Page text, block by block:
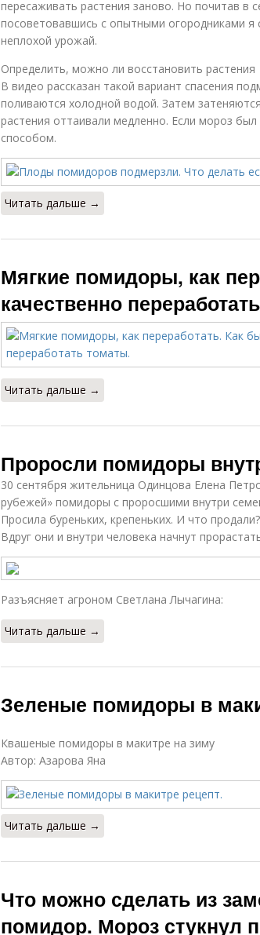
пересаживать растения заново. Но почитав в
посоветовавшись с опытными огородниками я
неплохой урожай.
Определить, можно ли восстановить растения
В видео рассказан такой вариант спасения
поливаются холодной водой. Затем
растения оттаивали медленно. Если мороз
способом.
Читать дальше →
Мягкие помидоры, как
качественно
Читать дальше →
Проросли помидоры
30 сентября жительница Одинцова Елена
рубежей» помидоры с проросшими внутри
Просила буреньких, крепеньких. И что
Вдруг они и внутри человека начнут
Разъясняет агроном Светлана Лычагина:
Читать дальше →
Зеленые помидоры в
Квашеные помидоры в макитре на зиму
Автор: Азарова Яна
Читать дальше →
Что можно сделать из
помидор. Мороз стукнул